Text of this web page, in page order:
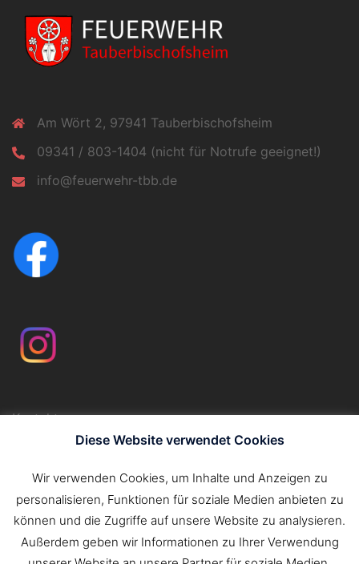
Am Wört 2, 97941 Tauberbischofsheim
09341 / 803-1404 (nicht für Notrufe geeignet!)
info@feuerwehr-tbb.de
Kontakt
Impressum
Suchen
nach:
Diese Website verwendet Cookies
Wir verwenden Cookies, um Inhalte und Anzeigen zu
personalisieren, Funktionen für soziale Medien anbieten zu
können und die Zugriffe auf unsere Website zu analysieren.
Außerdem geben wir Informationen zu Ihrer Verwendung